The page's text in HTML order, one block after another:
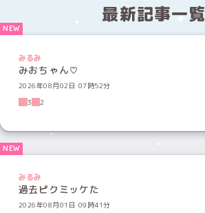
最新記事一覧
みるみ
みおちゃん♡
2026年08月02日 07時52分
3
2
みるみ
過去ピクミッケた
2026年08月01日 09時41分